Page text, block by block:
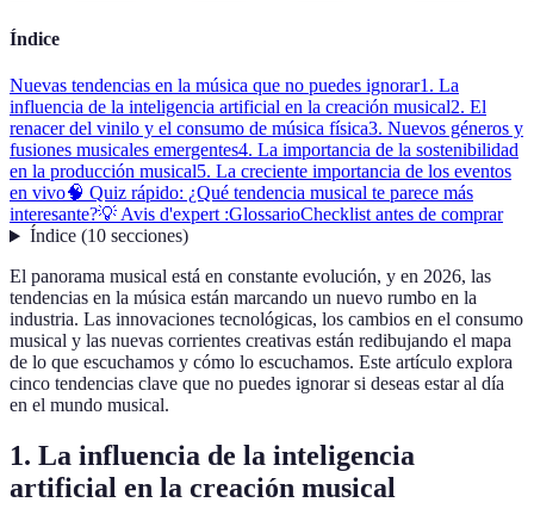
Índice
Nuevas tendencias en la música que no puedes ignorar1. La
influencia de la inteligencia artificial en la creación musical2. El
renacer del vinilo y el consumo de música física3. Nuevos géneros y
fusiones musicales emergentes4. La importancia de la sostenibilidad
en la producción musical5. La creciente importancia de los eventos
en vivo🧠 Quiz rápido: ¿Qué tendencia musical te parece más
interesante?💡 Avis d'expert :GlossarioChecklist antes de comprar
Índice(10 secciones)
El panorama musical está en constante evolución, y en 2026, las
tendencias en la música están marcando un nuevo rumbo en la
industria. Las innovaciones tecnológicas, los cambios en el consumo
musical y las nuevas corrientes creativas están redibujando el mapa
de lo que escuchamos y cómo lo escuchamos. Este artículo explora
cinco tendencias clave que no puedes ignorar si deseas estar al día
en el mundo musical.
1. La influencia de la inteligencia
artificial en la creación musical